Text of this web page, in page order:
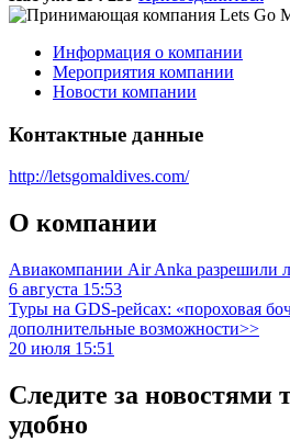
Информация о компании
Мероприятия компании
Новости компании
Контактные данные
http://letsgomaldives.com/
О компании
Авиакомпании Air Anka разрешили
6 августа 15:53
Туры на GDS-рейсах: «пороховая
дополнительные возможности>>
20 июля 15:51
Следите за новостями
удобно